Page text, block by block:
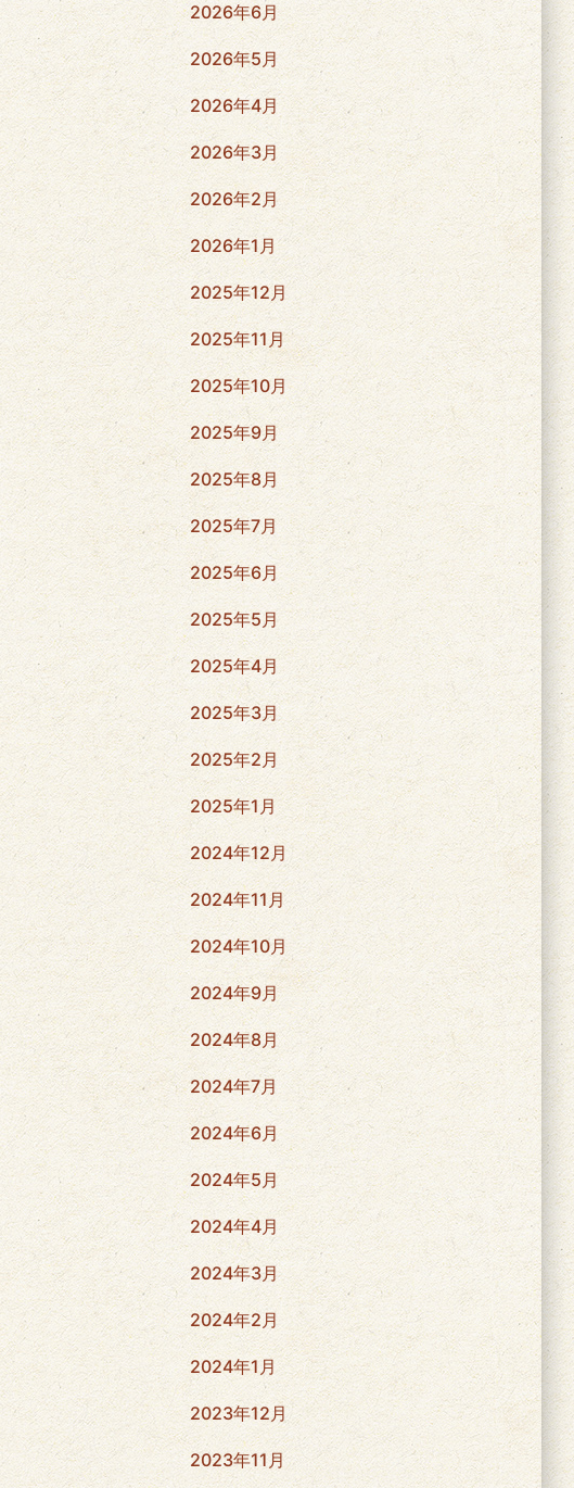
2026年6月
2026年5月
2026年4月
2026年3月
2026年2月
2026年1月
2025年12月
2025年11月
2025年10月
2025年9月
2025年8月
2025年7月
2025年6月
2025年5月
2025年4月
2025年3月
2025年2月
2025年1月
2024年12月
2024年11月
2024年10月
2024年9月
2024年8月
2024年7月
2024年6月
2024年5月
2024年4月
2024年3月
2024年2月
2024年1月
2023年12月
2023年11月